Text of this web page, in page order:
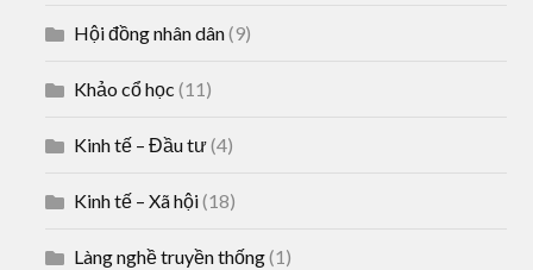
Hội đồng nhân dân(9)
Khảo cổ học (11)
Kinh tế – Đầu tư(4)
Kinh tế – Xã hội(18)
Làng nghề truyền thống(1)